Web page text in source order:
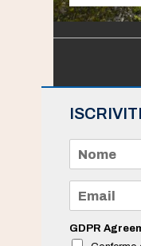
m
e
a
iGDPR